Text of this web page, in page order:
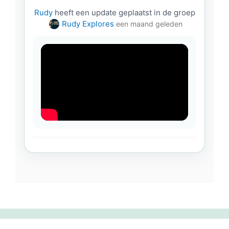
Rudyheeft een update geplaatst in de groep
Rudy Explores een maand geleden